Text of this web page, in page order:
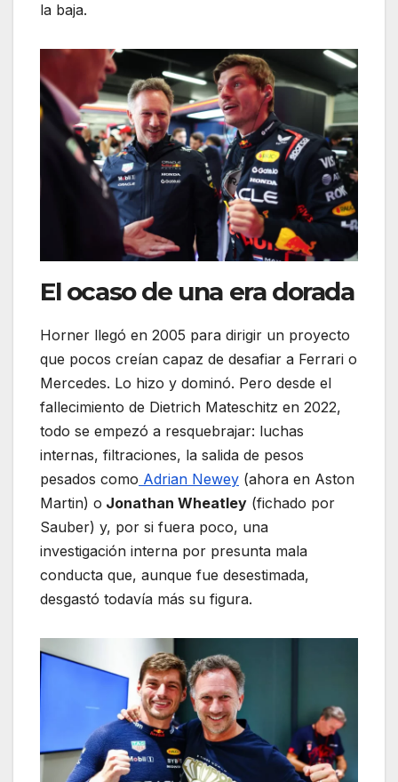
la baja.
El ocaso de una era dorada
Horner llegó en 2005 para dirigir un proyecto
que pocos creían capaz de desafiar a Ferrari o
Mercedes. Lo hizo y dominó. Pero desde el
fallecimiento de Dietrich Mateschitz en 2022,
todo se empezó a resquebrajar: luchas
internas, filtraciones, la salida de pesos
pesados como Adrian Newey (ahora en Aston
Martin) o Jonathan Wheatley (fichado por
Sauber) y, por si fuera poco, una
investigación interna por presunta mala
conducta que, aunque fue desestimada,
desgastó todavía más su figura.